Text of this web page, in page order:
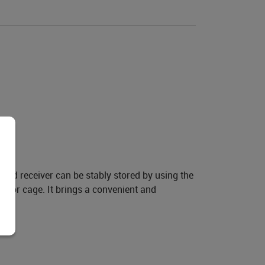
receiver can be stably stored by using the
or cage. It brings a convenient and